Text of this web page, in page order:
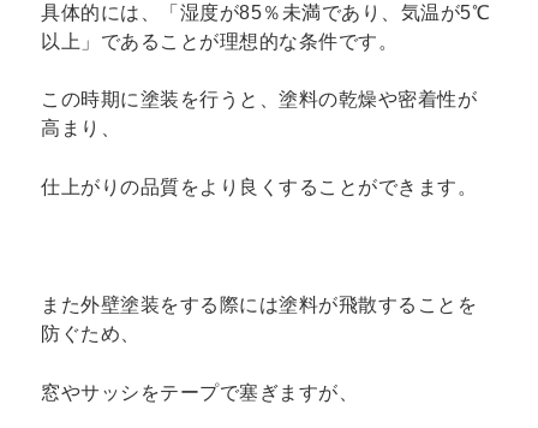
具体的には、「湿度が85％未満であり、気温が5℃
以上」であることが理想的な条件です。
この時期に塗装を行うと、塗料の乾燥や密着性が
高まり、
仕上がりの品質をより良くすることができます。
また外壁塗装をする際には塗料が飛散することを
防ぐため、
窓やサッシをテープで塞ぎますが、